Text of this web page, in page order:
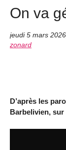
On va
jeudi 5 mars 2026
zonard
D’après les
Barbelivien, sur